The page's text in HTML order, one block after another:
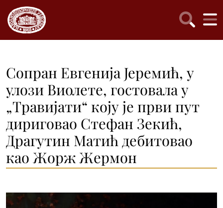
Сопран Евгенија Јеремић, у
улози Виолете, гостовала у
„Травијати“ коју је први пут
дириговао Стефан Зекић,
Драгутин Матић дебитовао
као Жорж Жермон